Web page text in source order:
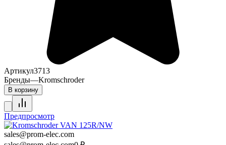
Артикул3713
Бренды—Kromschroder
В корзину
Предпросмотр
sales@prom-elec.com